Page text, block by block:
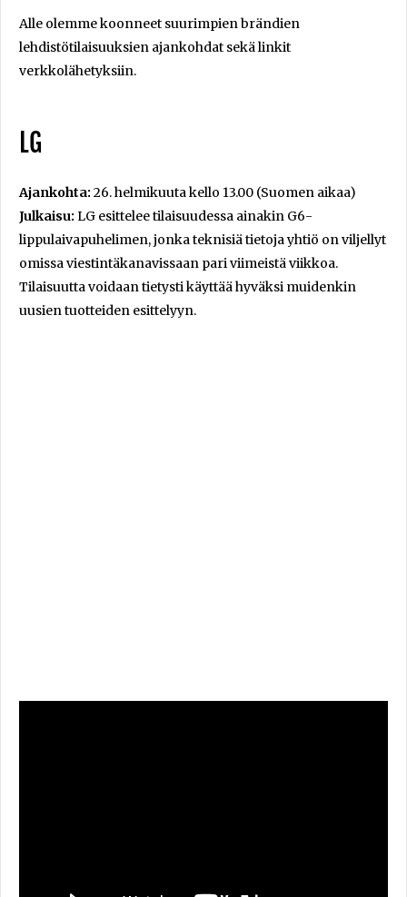
Alle olemme koonneet suurimpien brändien
lehdistötilaisuuksien ajankohdat sekä linkit
verkkolähetyksiin.
LG
Ajankohta: 26. helmikuuta kello 13.00 (Suomen aikaa)
Julkaisu: LG esittelee tilaisuudessa ainakin G6-
lippulaivapuhelimen, jonka teknisiä tietoja yhtiö on viljellyt
omissa viestintäkanavissaan pari viimeistä viikkoa.
Tilaisuutta voidaan tietysti käyttää hyväksi muidenkin
uusien tuotteiden esittelyyn.